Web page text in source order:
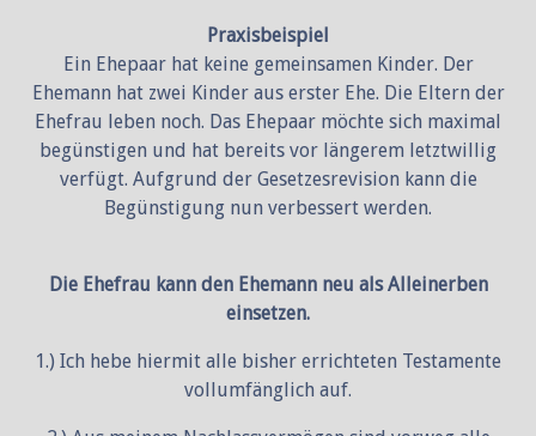
Praxisbeispiel
Ein Ehepaar hat keine gemeinsamen Kinder. Der
Ehemann hat zwei Kinder aus erster Ehe. Die Eltern der
Ehefrau leben noch. Das Ehepaar möchte sich maximal
begünstigen und hat bereits vor längerem letztwillig
verfügt. Aufgrund der Gesetzesrevision kann die
Begünstigung nun verbessert werden.
Die Ehefrau kann den Ehemann neu als Alleinerben
einsetzen.
1.) Ich hebe hiermit alle bisher errichteten Testamente
vollumfänglich auf.